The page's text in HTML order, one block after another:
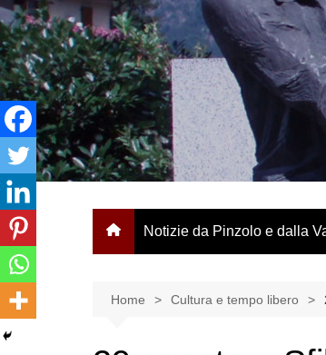
Salta
al
contenuto
Notizie da Pinzolo e dalla
Home Cultura e tempo libero